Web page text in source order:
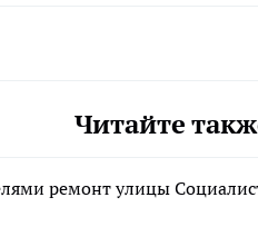
Читайте
ремонт улицы